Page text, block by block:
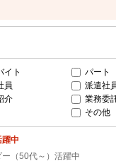
イト パート
員
派遣社
介
業務委
その他
中
ー（50代～）活躍中